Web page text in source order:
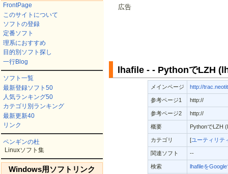
FrontPage
このサイトについて
ソフトの登録
定番ソフト
理系におすすめ
目的別ソフト探し
一行Blog
ソフト一覧
最新登録ソフト50
人気ランキング50
カテゴリ別ランキング
最新更新40
リンク
ペンギンの杜
Linuxソフト集
Windows用ソフトリンク
広告
lhafile - - PythonでLZH
メインページ http://
参考ページ1 http://
参考ページ2 http://
概要 PythonでLZH
カテゴリ [ユーティリテ
関連ソフト --
検索 lhafileを